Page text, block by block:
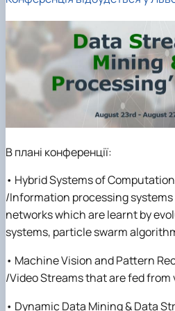
Нормативно-правові
Скринька довіри
Факультет зсередини:
Скринька довіри
Сторінка магістра
Графік відкритих лекцій
В плані конференції:
• Hybrid Systems of
/Information processing
networks which are learnt by
systems, particle swarm
• Machine Vision and Pattern
/Video Streams that are fed
• Dynamic Data Mining & Data